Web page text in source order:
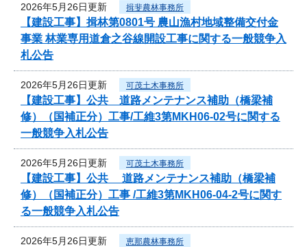
2026年5月26日更新 揖斐農林事務所
【建設工事】揖林第0801号 農山漁村地域整備交付金
事業 林業専用道倉之谷線開設工事に関する一般競争入
札公告
2026年5月26日更新 可茂土木事務所
【建設工事】公共 道路メンテナンス補助（橋梁補
修）（国補正分）工事/工維3第MKH06-02号に関する
一般競争入札公告
2026年5月26日更新 可茂土木事務所
【建設工事】公共 道路メンテナンス補助（橋梁補
修）（国補正分）工事 /工維3第MKH06-04-2号に関す
る一般競争入札公告
2026年5月26日更新 恵那農林事務所